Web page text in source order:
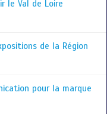
le Val de Loire
de la Région
pour la marque